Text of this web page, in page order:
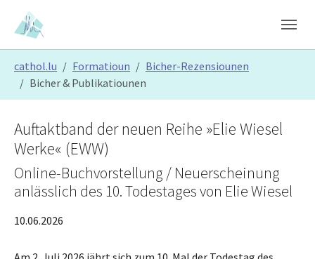
Skip to main content
Skip to page footer
cathol.lu Formatioun
Bicher-Rezensiounen
Bicher & Publikatiounen
Auftaktband der neuen Reihe »Elie Wiesel
Werke« (EWW)
Online-Buchvorstellung / Neuerscheinung
anlässlich des 10. Todestages von Elie Wiesel
10.06.2026